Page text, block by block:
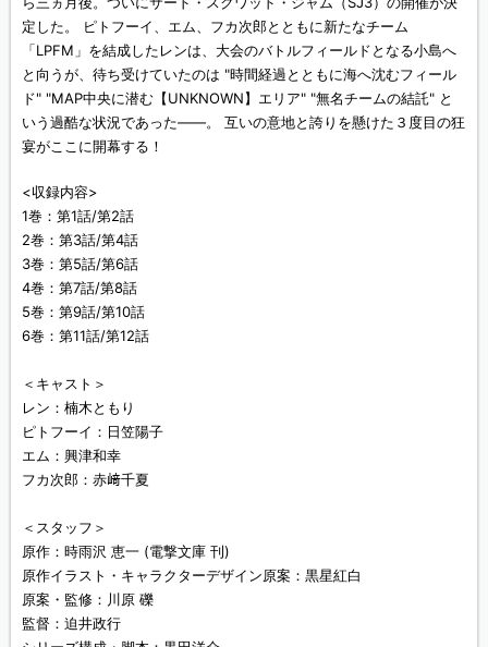
定した。 ピトフーイ、エム、フカ次郎とともに新たなチーム
「LPFM」を結成したレンは、大会のバトルフィールドとなる小島へ
と向うが、待ち受けていたのは "時間経過とともに海へ沈むフィール
ド" "MAP中央に潜む【UNKNOWN】エリア" "無名チームの結託" と
いう過酷な状況であった――。 互いの意地と誇りを懸けた３度目の狂
宴がここに開幕する！
<収録内容>
1巻：第1話/第2話
2巻：第3話/第4話
3巻：第5話/第6話
4巻：第7話/第8話
5巻：第9話/第10話
6巻：第11話/第12話
＜キャスト＞
レン：楠木ともり
ピトフーイ：日笠陽子
エム：興津和幸
フカ次郎：赤﨑千夏
＜スタッフ＞
原作：時雨沢 恵一 (電撃文庫 刊)
原作イラスト・キャラクターデザイン原案：黒星紅白
原案・監修：川原 礫
監督：迫井政行